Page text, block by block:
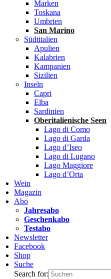
Marken
Toskana
Umbrien
San Marino
Südtitalien
Apulien
Kalabrien
Kampanien
Sizilien
Inseln
Capri
Elba
Sardinien
Oberitalienische Seen
Lago di Como
Lago di Garda
Lago d’Iseo
Lago di Lugano
Lago Maggiore
Lago d’Orta
Wein
Magazin
Abo
Jahresabo
Geschenkabo
Testabo
Newsletter
Facebook
Shop
Suche
Search for: